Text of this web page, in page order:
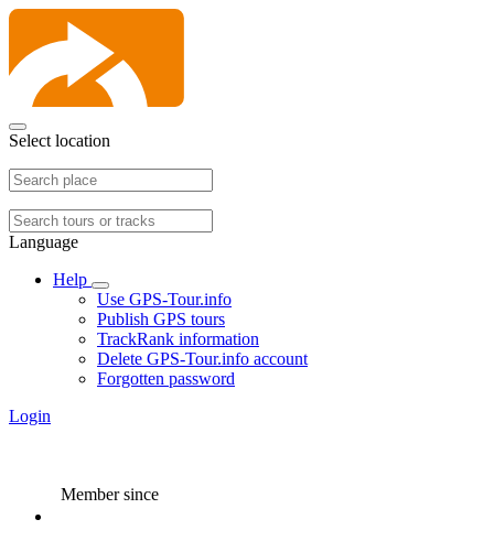
Select location
Language
Help
Use GPS-Tour.info
Publish GPS tours
TrackRank information
Delete GPS-Tour.info account
Forgotten password
Login
Member since